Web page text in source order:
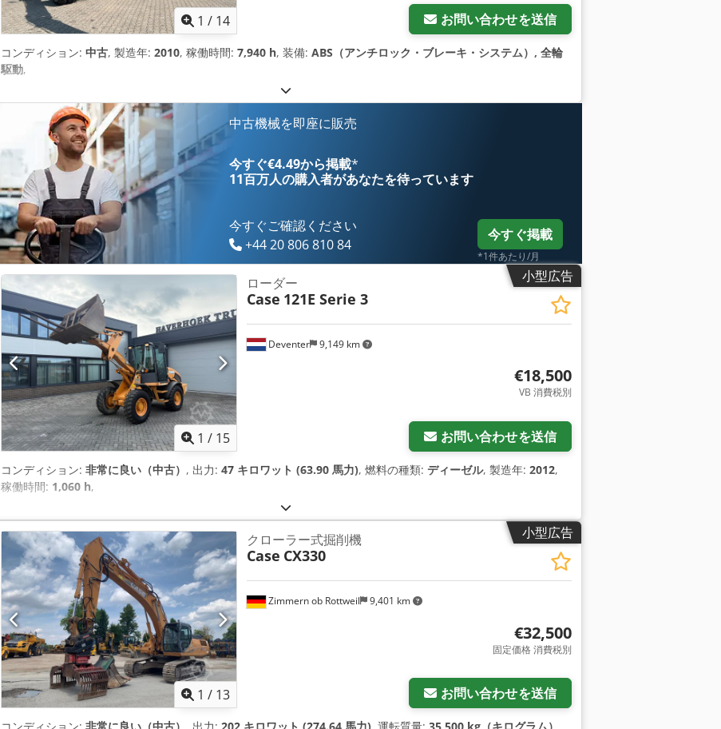
1 / 14 お問い合わせを送信
コンディション: 中古, 製造年: 2010, 稼働時間: 7,940 h, 装備: ABS（アンチロック・ブレーキ・システム）, 全輪
駆動,
中古機械を即座に販売
今すぐ€4.49から掲載*
11百万人の購入者があなたを待っています
今すぐご確認ください
+44 20 806 810 84
今すぐ掲載
*1件あたり/月
小型広告
1 / 15
Deventer 9,149 km
ローダー
Case 121E Serie 3
€18,500
VB 消費税別
お問い合わせを送信
コンディション: 非常に良い（中古） , 出力: 47 キロワット (63.90 馬力), 燃料の種類: ディーゼル, 製造年: 2012,
稼働時間: 1,060 h,
小型広告
1 / 13
Zimmern ob Rottweil 9,401 km
クローラー式掘削機
Case CX330
€32,500
固定価格 消費税別
お問い合わせを送信